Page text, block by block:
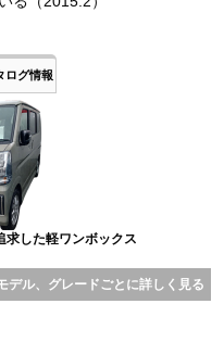
ログ情報
求した軽ワンボックス
デル、グレードごとに詳しく見る